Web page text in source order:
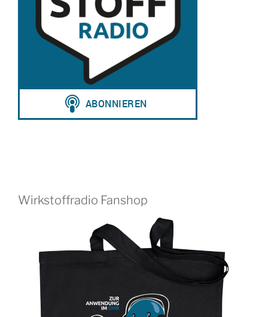
Wirkstoffradio Fanshop